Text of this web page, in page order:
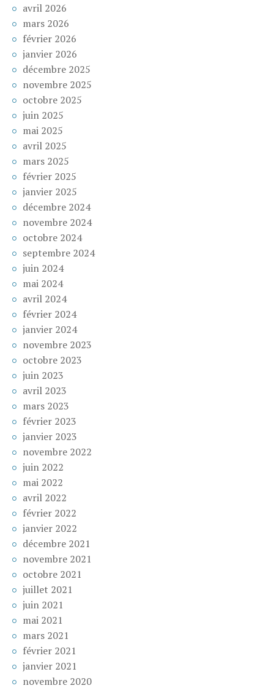
avril 2026
mars 2026
février 2026
janvier 2026
décembre 2025
novembre 2025
octobre 2025
juin 2025
mai 2025
avril 2025
mars 2025
février 2025
janvier 2025
décembre 2024
novembre 2024
octobre 2024
septembre 2024
juin 2024
mai 2024
avril 2024
février 2024
janvier 2024
novembre 2023
octobre 2023
juin 2023
avril 2023
mars 2023
février 2023
janvier 2023
novembre 2022
juin 2022
mai 2022
avril 2022
février 2022
janvier 2022
décembre 2021
novembre 2021
octobre 2021
juillet 2021
juin 2021
mai 2021
mars 2021
février 2021
janvier 2021
novembre 2020